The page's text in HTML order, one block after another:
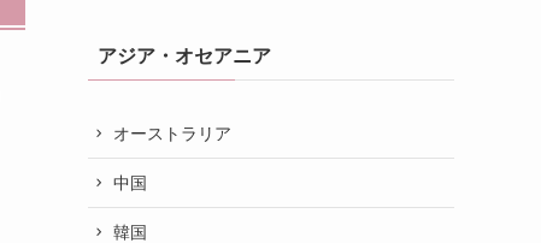
アジア・オセアニア
オーストラリア
中国
韓国